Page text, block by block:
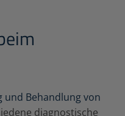
und Behandlung von
diagnostische